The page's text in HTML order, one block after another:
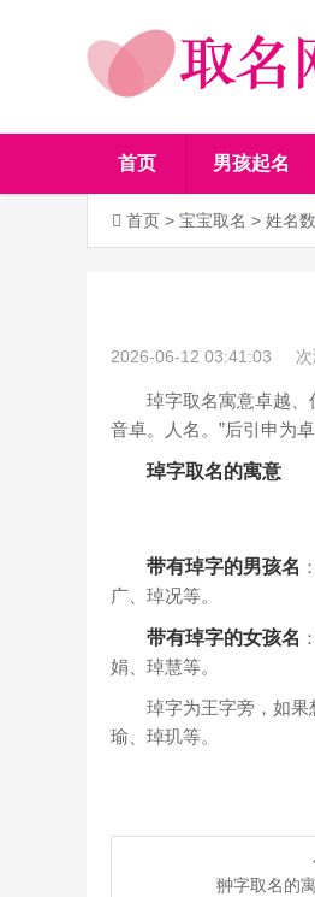
首页 男孩起名
首页 > 宝宝取名 > 姓名
2026-06-12 03:41:03
琸字取名寓意卓越、优
音卓。人名。”后引申为
琸字取名的寓意
带有琸字的男孩名
广、琸况等。
带有琸字的女孩名
娟、琸慧等。
琸字为王字旁，如果想
瑜、琸玑等。
翀字取名的